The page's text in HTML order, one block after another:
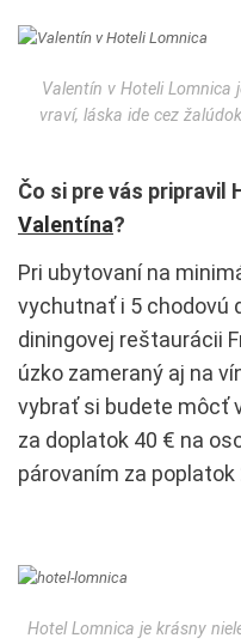
Valentín v Hoteli Lomnica
vraví, láska ide cez
Čo si pre vás pripravil
Valentína?
Pri ubytovaní na
vychutnať i 5 chodovú
diningovej reštaurácii
úzko zameraný aj na
vybrať si budete môcť
za doplatok 40 € na
párovaním za poplatok
Hotel Lomnica je krásny